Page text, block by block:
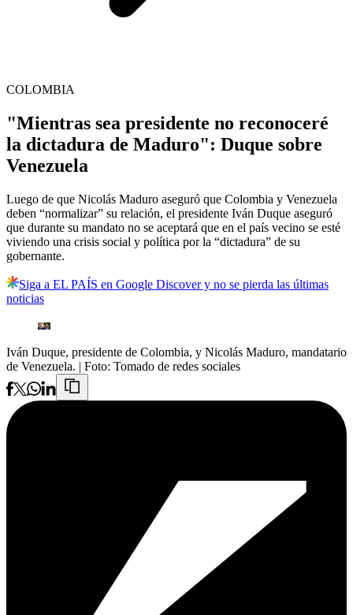
COLOMBIA
"Mientras sea presidente no reconoceré
la dictadura de Maduro": Duque sobre
Venezuela
Luego de que Nicolás Maduro aseguró que Colombia y Venezuela
deben “normalizar” su relación, el presidente Iván Duque aseguró
que durante su mandato no se aceptará que en el país vecino se esté
viviendo una crisis social y política por la “dictadura” de su
gobernante.
Siga a EL PAÍS en Google Discover y no se pierda las últimas
noticias
Iván Duque, presidente de Colombia, y Nicolás Maduro, mandatario
de Venezuela. | Foto: Tomado de redes sociales